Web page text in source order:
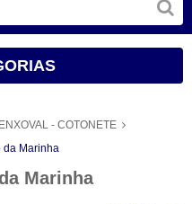
- COTONETE
da Marinha
Marinha